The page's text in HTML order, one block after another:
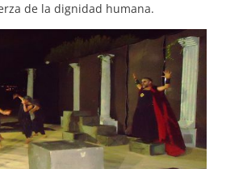
de la dignidad humana.